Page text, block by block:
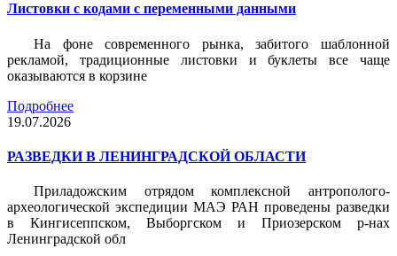
Листовки c кодами с переменными данными
На фоне современного рынка, забитого шаблонной
рекламой, традиционные листовки и буклеты все чаще
оказываются в корзине
Подробнее
19.07.2026
РАЗВЕДКИ В ЛЕНИНГРАДСКОЙ ОБЛАСТИ
Приладожским отрядом комплексной антрополого-
археологической экспедиции МАЭ РАН проведены разведки
в Кингисеппском, Выборгском и Приозерском р-нах
Ленинградской обл